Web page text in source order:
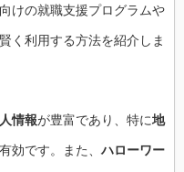
向けの就職支援プログラムや
く利用する方法を紹介しま
情報が豊富であり、特に地
効です。また、ハローワー